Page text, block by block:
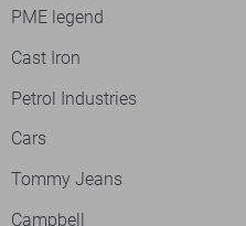
PME legend
Cast Iron
Petrol Industries
Cars
Tommy Jeans
Campbell